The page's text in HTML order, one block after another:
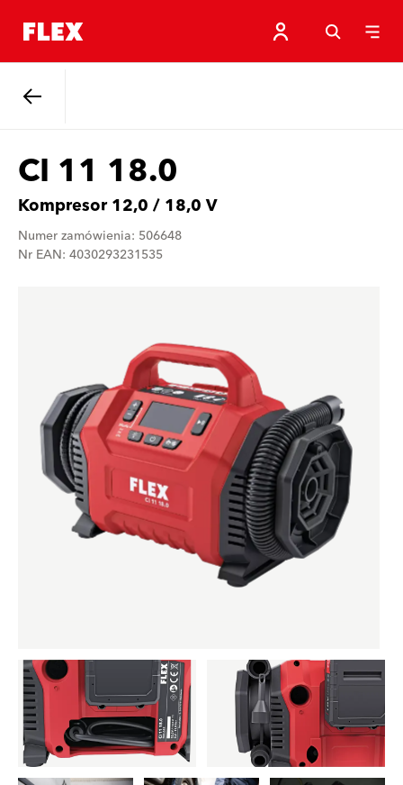
CI 11 18.0
Kompresor 12,0 / 18,0 V
Numer zamówienia: 506648
Nr EAN: 4030293231535